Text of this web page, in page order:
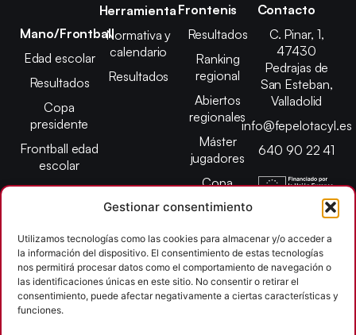
Gestionar consentimiento
Utilizamos tecnologías como las cookies para almacenar y/o acceder a
la información del dispositivo. El consentimiento de estas tecnologías
nos permitirá procesar datos como el comportamiento de navegación o
las identificaciones únicas en este sitio. No consentir o retirar el
consentimiento, puede afectar negativamente a ciertas características y
funciones.
Mano/Frontball
Edad escolar
Resultados
Copa
presidente
Frontball edad
escolar
Herramienta
Normativa y
calendario
Resultados
Frontenis
Resultados
Ranking
regional
Abiertos
regionales
Máster
jugadores
Copa
presidente
escolar
Campeonato
provincial
León
Contacto
C. Pinar, 1,
47430
Pedrajas de
San Esteban,
Valladolid
info@fepelotacyl.es
640 90 22 41